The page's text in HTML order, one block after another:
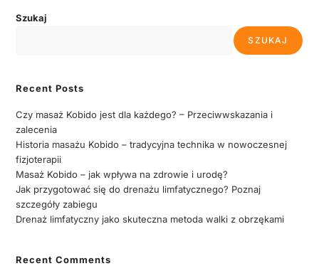
Szukaj
SZUKAJ
Recent Posts
Czy masaż Kobido jest dla każdego? – Przeciwwskazania i
zalecenia
Historia masażu Kobido – tradycyjna technika w nowoczesnej
fizjoterapii
Masaż Kobido – jak wpływa na zdrowie i urodę?
Jak przygotować się do drenażu limfatycznego? Poznaj
szczegóły zabiegu
Drenaż limfatyczny jako skuteczna metoda walki z obrzękami
Recent Comments